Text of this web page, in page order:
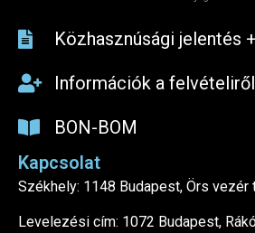
Közhasznúsági jelentés
Információk a felvételiről
BON-BOM
Kapcsolat
Székhely: 1148 Budapest, Örs vezér
Levelezési cím: 1072 Budapest,